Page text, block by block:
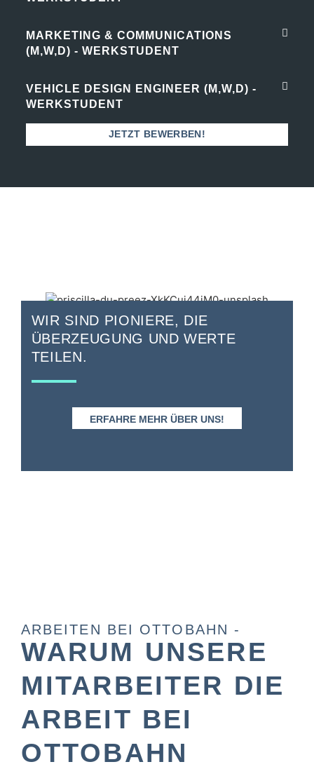
MARKETING & COMMUNICATIONS
(M,W,D) - WERKSTUDENT
VEHICLE DESIGN ENGINEER (M,W,D) -
WERKSTUDENT
JETZT BEWERBEN!
WIR SIND PIONIERE, DIE
ÜBERZEUGUNG UND WERTE
TEILEN.
ERFAHRE MEHR ÜBER UNS!
ARBEITEN BEI OTTOBAHN -
WARUM UNSERE
MITARBEITER DIE
ARBEIT BEI
OTTOBAHN